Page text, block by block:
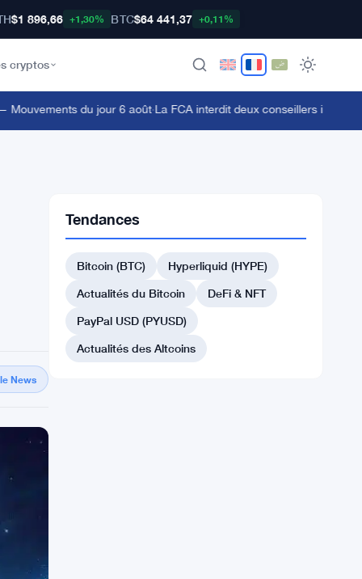
$1 896,66 +1,30% BTC$64 441,37 +0,11%
cryptos
du jour 6 août·La FCA interdit deux conseillers impliqués
News
Tendances
Bitcoin (BTC)
Hyperliquid (HYPE)
Actualités du Bitcoin
DeFi & NFT
PayPal USD (PYUSD)
Actualités des Altcoins